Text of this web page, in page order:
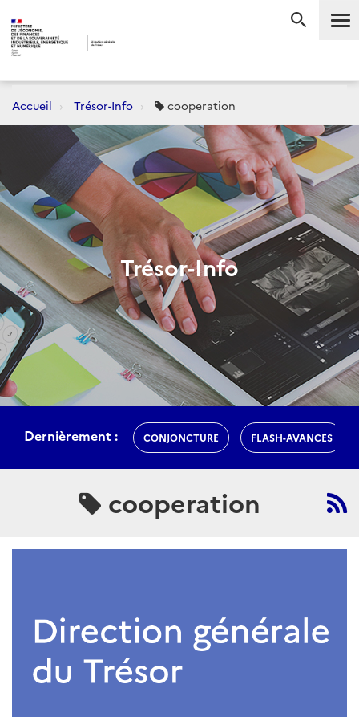
Accueil Trésor-Info cooperation
Trésor-Info
Dernièrement : CONJONCTURE FLASH-AVANCES
cooperation